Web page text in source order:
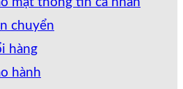
chuyển
hàng
hành